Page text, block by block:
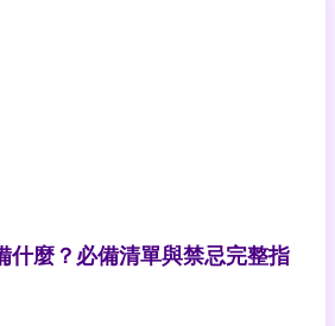
什麼？必備清單與禁忌完整指